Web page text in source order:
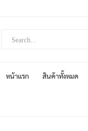
หน้าแรก สินค้าทั้งหมด